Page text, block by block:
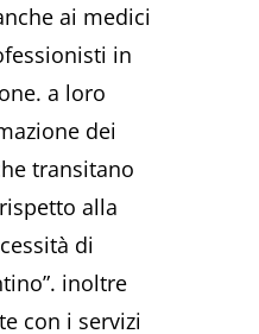
ai medici
in
a loro
dei
transitano
alla
di
inoltre
con i servizi